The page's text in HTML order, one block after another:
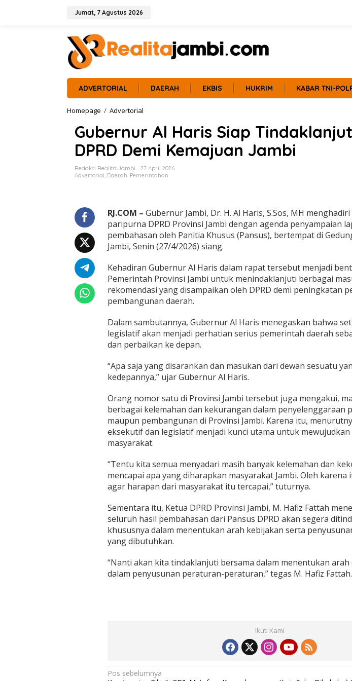
Jumat, 7 Agustus 2026
ADVERTORIAL DAERAH EKBIS HUKRIM KABAR TNI-
Homepage / Advertorial
b
r
n
u
r
a
i
s
S
a
T
i
n
a
l
a
j
u
M
a
s
u
a
D
P
R
D
e
m
i
K
a
j
Gubernur Al Haris Siap
DPRD Demi Kemajuan Jambi
Redaksi Realita Jambi
27 April 2026
Advertorial, Daerah, Pemerintahan
RJ.COM – Gubernur Jambi, Dr. H. Al Haris, S.Sos, MH
paripurna DPRD Provinsi Jambi dengan agenda penyampaian
pembahasan oleh Panitia Khusus (Pansus), bertempat di
Jambi, Senin (27/4/2026) siang.
Kehadiran Gubernur Al Haris dalam rapat tersebut menjadi
Pemerintah Provinsi Jambi untuk menindaklanjuti berbagai
rekomendasi yang disampaikan oleh DPRD demi peningkatan
pembangunan daerah.
Dalam sambutannya, Gubernur Al Haris menegaskan bahwa
legislatif akan menjadi perhatian serius pemerintah daerah
dan perbaikan ke depan.
“Apa saja yang disarankan dan masukan dari dewan sesuatu
kedepannya,” ujar Gubernur Al Haris.
Orang nomor satu di Provinsi Jambi tersebut juga mengakui,
berbagai kelemahan dan kekurangan dalam penyelenggaraan
maupun pembangunan di Provinsi Jambi. Karena itu,
eksekutif dan legislatif menjadi kunci utama untuk
masyarakat.
“Tentu kita semua menyadari masih banyak kelemahan dan
mencapai apa yang diharapkan masyarakat Jambi. Oleh karena
agar harapan dari masyarakat itu tercapai,” tuturnya.
Sementara itu, Ketua DPRD Provinsi Jambi, M. Hafiz Fattah
seluruh hasil pembahasan dari Pansus DPRD akan segera
khususnya dalam menentukan arah kebijakan serta
yang dibutuhkan.
“Nanti akan kita tindaklanjuti bersama dalam menentukan
dalam penyusunan peraturan-peraturan,” tegas M. Hafiz Fattah.
Ikuti Kami
N
Pos sebelumnya